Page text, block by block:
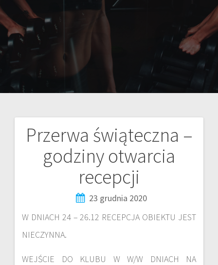
Przerwa świąteczna –
godziny otwarcia
recepcji
23 grudnia 2020
W DNIACH 24 – 26.12 RECEPCJA OBIEKTU JEST
NIECZYNNA.
WEJŚCIE DO KLUBU W W/W DNIACH NA